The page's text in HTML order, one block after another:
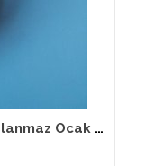
Flex 1/2-1/2 100cm (316L) Paslanmaz Ocak Flexi TS EN 14800